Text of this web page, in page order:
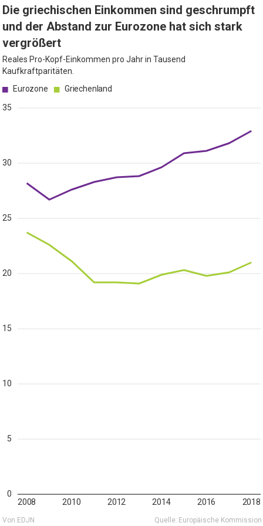
Die griechischen Einkommen sind geschrumpft
und der Abstand zur Eurozone hat sich stark
vergrößert
Reales Pro-Kopf-Einkommen pro Jahr in Tausend
Kaufkraftparitäten.
Eurozone
Griechenland
2018
2016
2014
2012
2010
2008
0
5
10
15
20
25
30
35
Quelle: Europäische Kommission
Von EDJN